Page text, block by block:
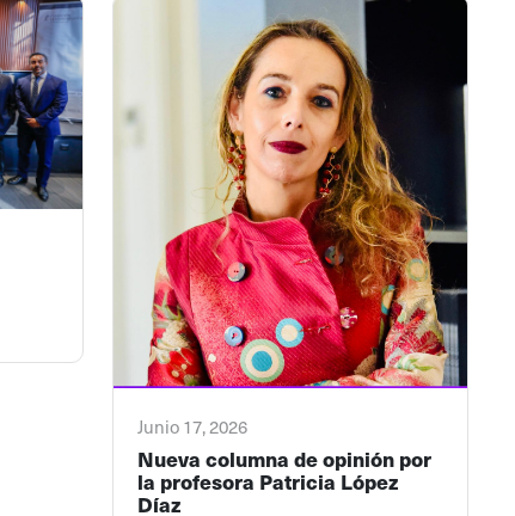
Junio 17, 2026
Nueva columna de opinión por
la profesora Patricia López
Díaz